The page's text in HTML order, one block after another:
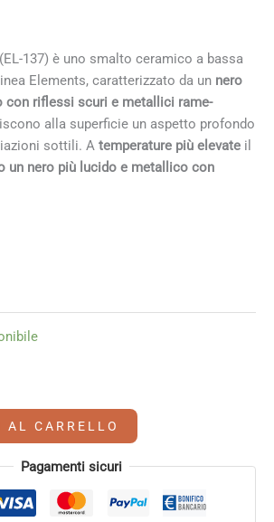
137) è uno smalto ceramico a bassa
Elements, caratterizzato da un nero
con riflessi scuri e metallici rame-
alla superficie un aspetto profondo
sottili. A temperature più elevate il
un nero più lucido e metallico con
AL CARRELLO
Pagamenti sicuri